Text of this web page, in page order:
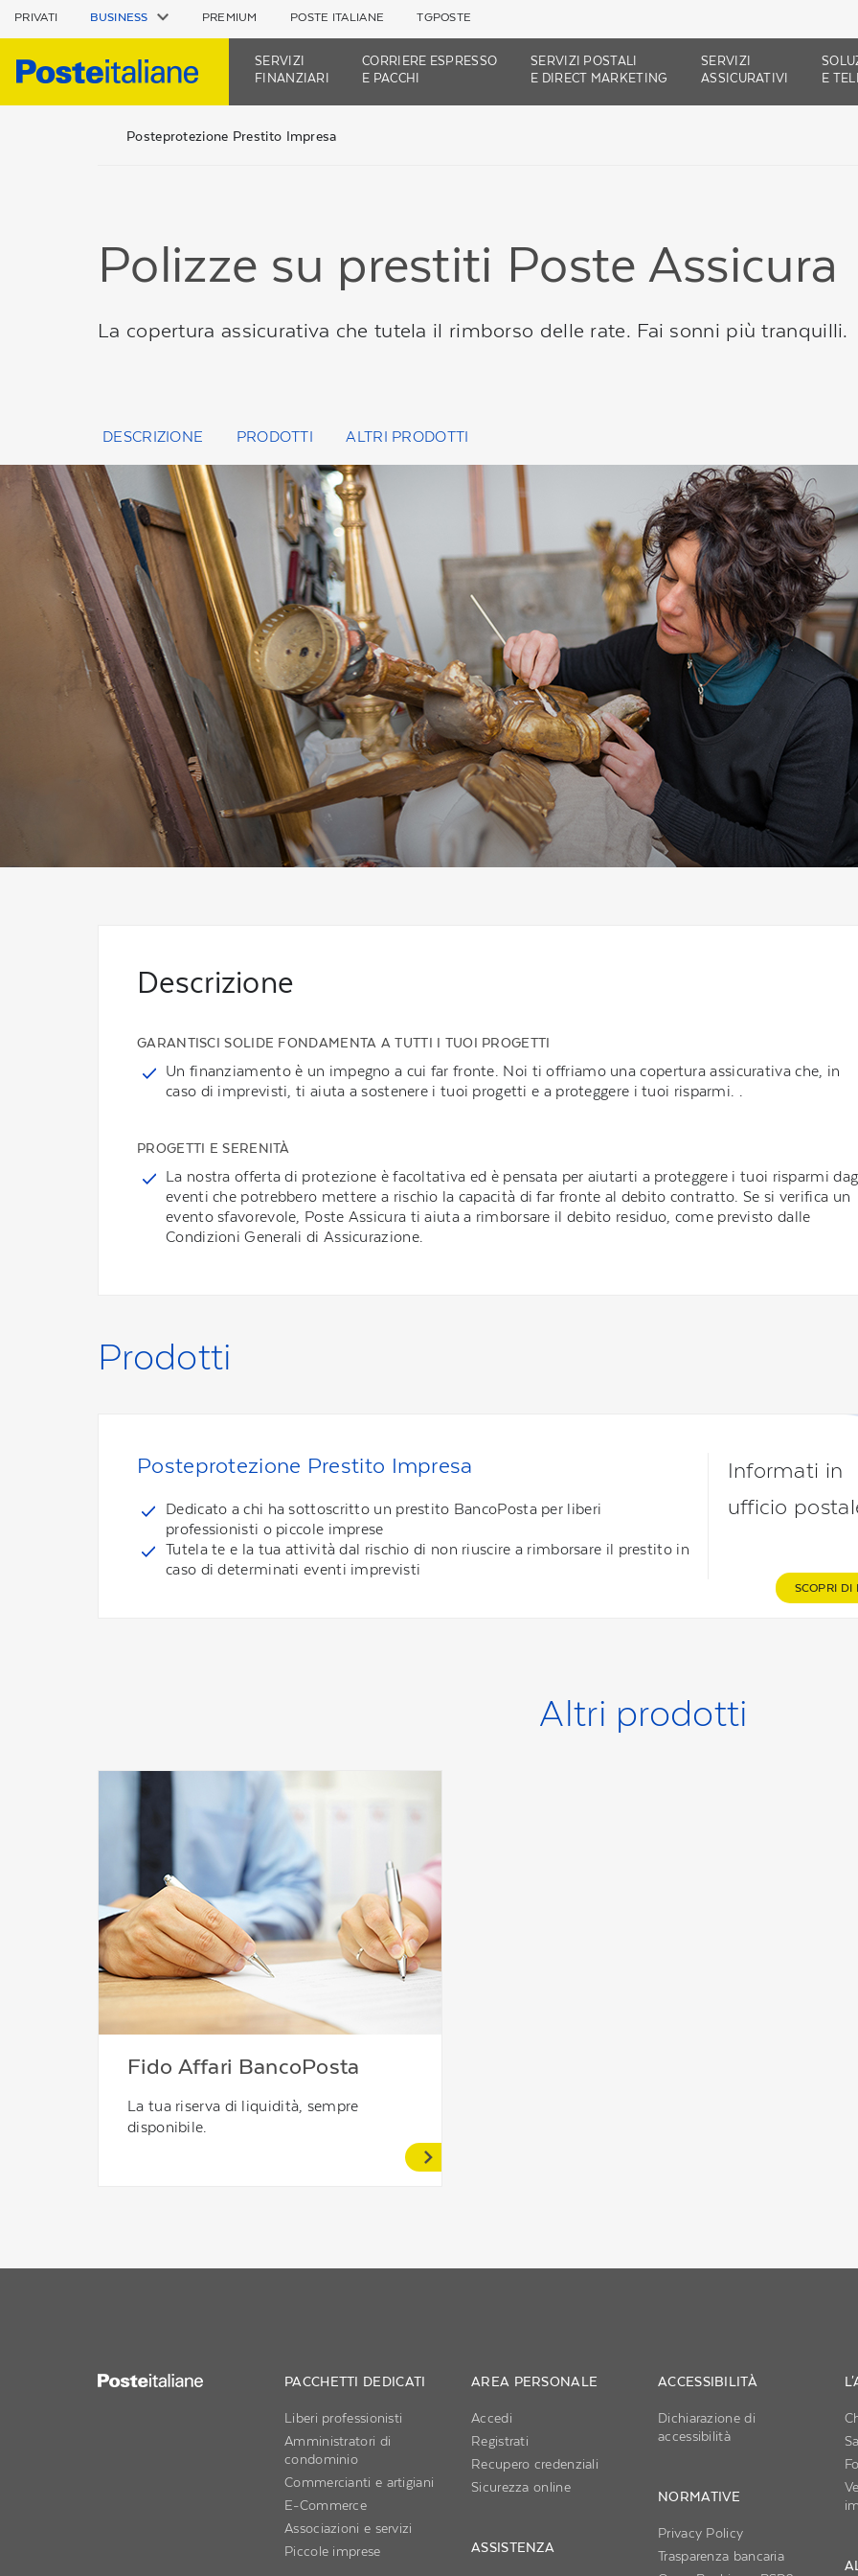
PRIVATI BUSINESS PREMIUM POSTE ITALIANE TGPOSTE
SERVIZI
FINANZIARI
CORRIERE ESPRESSO
E PACCHI
SERVIZI POSTALI
E DIRECT MARKETING
SERVIZI
ASSICURATIVI
E
Posteprotezione Prestito Impresa
Polizze su prestiti Poste Assicura
La copertura assicurativa che tutela il rimborso delle rate. Fai sonni più tranquilli.
DESCRIZIONE PRODOTTI ALTRI PRODOTTI
Descrizione
GARANTISCI SOLIDE FONDAMENTA A TUTTI I TUOI PROGETTI
Un finanziamento è un impegno a cui far fronte. Noi ti offriamo una copertura assicurativa che, in
caso di imprevisti, ti aiuta a sostenere i tuoi progetti e a proteggere i tuoi risparmi. .
PROGETTI E SERENITÀ
La nostra offerta di protezione è facoltativa ed è pensata per aiutarti a proteggere i tuoi risparmi
eventi che potrebbero mettere a rischio la capacità di far fronte al debito contratto. Se si verifica un
evento sfavorevole, Poste Assicura ti aiuta a rimborsare il debito residuo, come previsto dalle
Condizioni Generali di Assicurazione.
Prodotti
Posteprotezione Prestito Impresa
Dedicato a chi ha sottoscritto un prestito BancoPosta per liberi
professionisti o piccole imprese
Tutela te e la tua attività dal rischio di non riuscire a rimborsare il prestito in
caso di determinati eventi imprevisti
Informati in
ufficio
SCOPRI DI
Altri prodotti
Fido Affari BancoPosta
La tua riserva di liquidità, sempre
disponibile.
PACCHETTI DEDICATI
Liberi professionisti
Amministratori di
condominio
Commercianti e artigiani
E-Commerce
Associazioni e servizi
Piccole imprese
AREA PERSONALE
Accedi
Registrati
Recupero credenziali
Sicurezza online
ASSISTENZA
ACCESSIBILITÀ
Dichiarazione di
accessibilità
NORMATIVE
Privacy Policy
Trasparenza bancaria